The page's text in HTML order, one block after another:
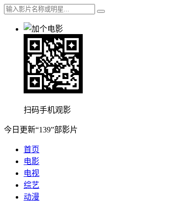
扫码手机观影
今日更新“139”部影片
首页
电影
电视
综艺
动漫